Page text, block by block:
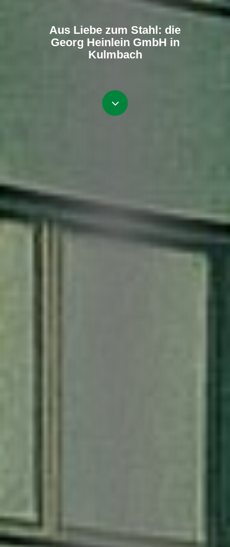
Aus Liebe zum Stahl: die
Georg Heinlein GmbH in
Kulmbach